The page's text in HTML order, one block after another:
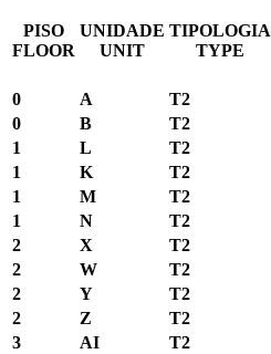
PISO
FLOOR
UNIDADE
UNIT
TIPOLOGIA
TYPE
0
A T2
0
B T2
1
L T2
1
K T2
1
M T2
1
N T2
2
X T2
2
W T2
2
Y T2
2
Z T2
3
AI T2